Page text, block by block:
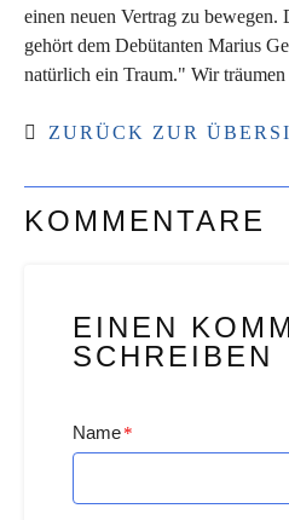
einen neuen Vertrag zu bewegen.
gehört dem Debütanten Marius
natürlich ein Traum." Wir träumen
ZURÜCK ZUR
KOMMENTARE
EINEN
SCHREIBEN
Name*